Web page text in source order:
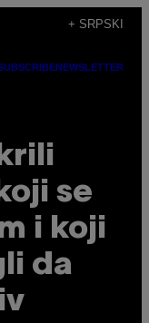
+ SRPSKI
NEWSLETTER
se
i koji
da